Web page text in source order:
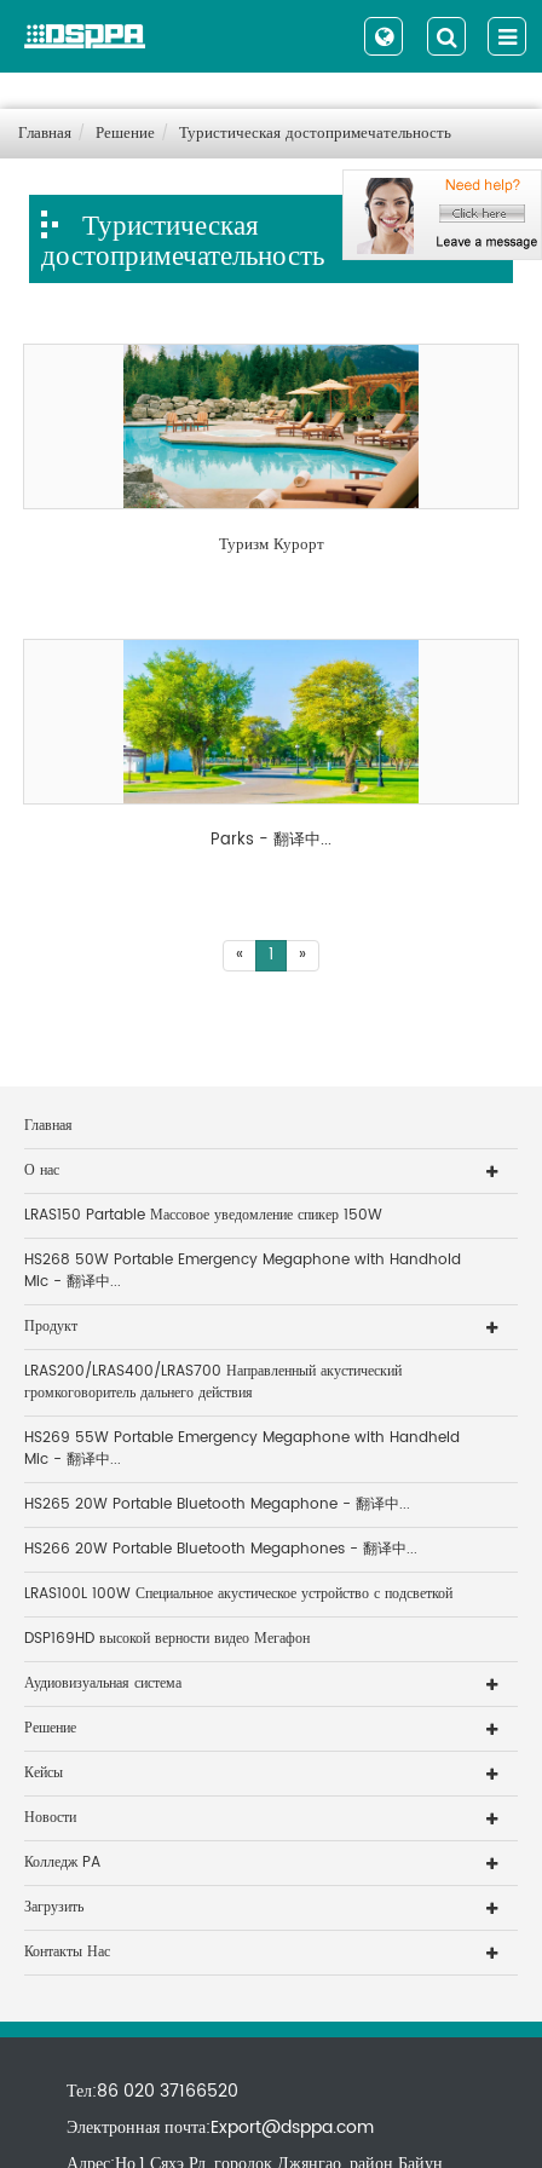
Главная Решение Туристическая достопримечательность
Туристическая
достопримечательность
Туризм Курорт
Parks - 翻译中...
« 1 »
Главная
О нас
LRAS150 Partable Массовое уведомление спикер 150W
HS268 50W Portable Emergency Megaphone with Handhold
Mic - 翻译中...
Продукт
LRAS200/LRAS400/LRAS700 Направленный акустический
громкоговоритель дальнего действия
HS269 55W Portable Emergency Megaphone with Handheld
Mic - 翻译中...
HS265 20W Portable Bluetooth Megaphone - 翻译中...
HS266 20W Portable Bluetooth Megaphones - 翻译中...
LRAS100L 100W Специальное акустическое устройство с подсветкой
DSP169HD высокой верности видео Мегафон
Аудиовизуальная система
Решение
Кейсы
Новости
Колледж PA
Загрузить
Контакты Нас
Тел:86 020 37166520
Электронная почта:Export@dsppa.com